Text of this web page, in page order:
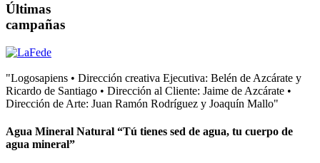
Últimas
campañas
"Logosapiens • Dirección creativa Ejecutiva: Belén de Azcárate y
Ricardo de Santiago • Dirección al Cliente: Jaime de Azcárate •
Dirección de Arte: Juan Ramón Rodríguez y Joaquín Mallo"
Agua Mineral Natural “Tú tienes sed de agua, tu cuerpo de
agua mineral”